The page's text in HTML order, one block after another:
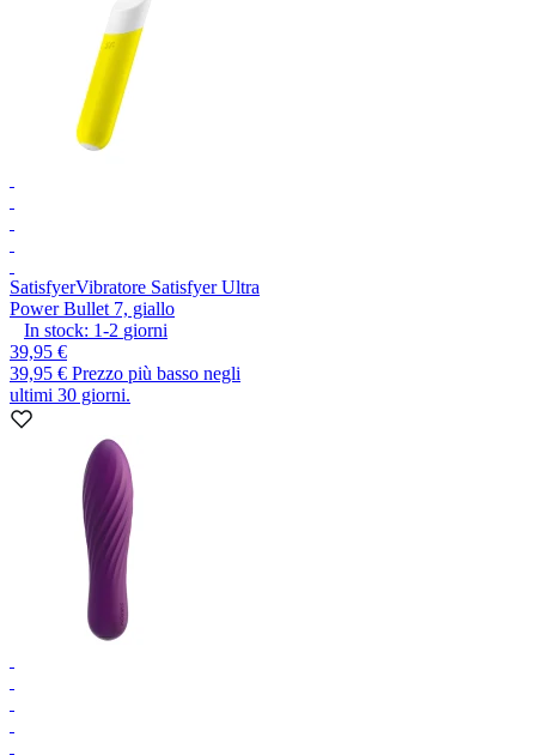
SatisfyerVibratore Satisfyer Ultra
Power Bullet 7, giallo
In stock: 1-2 giorni
39,95 €
39,95 € Prezzo più basso negli
ultimi 30 giorni.